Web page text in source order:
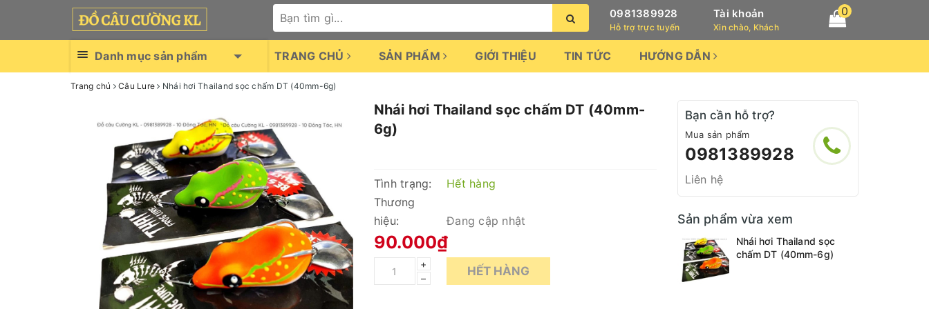
0981389928
Hỗ trợ trực tuyến
Tài khoản
Xin chào, Khách
0
Danh mục sản phẩm TRANG CHỦ SẢN PHẨM GIỚI THIỆU TIN TỨC HƯỚNG DẪN
Trang chủ Câu Lure Nhái hơi Thailand sọc chấm DT (40mm-6g)
Nhái hơi Thailand sọc chấm DT (40mm-
6g)
Tình trạng:
Hết hàng
Thương
hiệu:
Đang cập nhật
90.000₫
+
–
HẾT HÀNG
Bạn cần hỗ trợ?
Mua sản phẩm
0981389928
Liên hệ
Sản phẩm vừa xem
Nhái hơi Thailand sọc
chấm DT (40mm-6g)